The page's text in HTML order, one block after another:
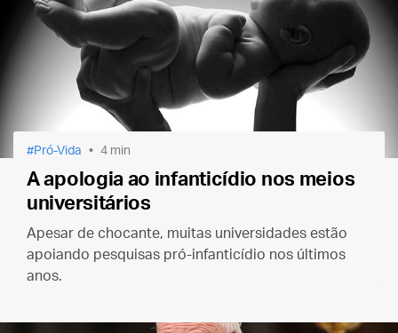
Pró-Vida 4 min
A apologia ao infanticídio nos meios
universitários
Apesar de chocante, muitas universidades estão
apoiando pesquisas pró-infanticídio nos últimos
anos.